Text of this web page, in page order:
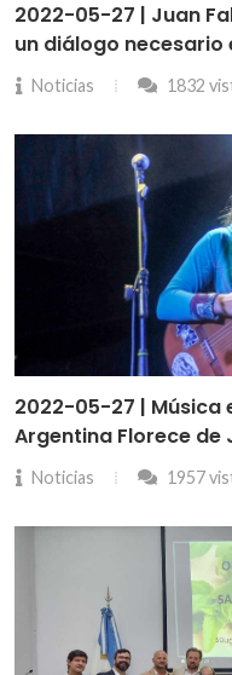
2022-05-27 | Juan
un diálogo necesario
Noticias 1832
2022-05-27 | Música
Argentina Florece de
Noticias 1957